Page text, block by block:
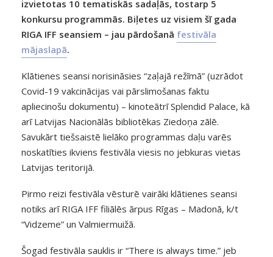
izvietotas 10 tematiskās sadaļās, tostarp 5
konkursu programmās. Biļetes uz visiem šī gada
RIGA IFF seansiem – jau pārdošanā festivāla
mājaslapā.
Klātienes seansi norisināsies “zaļajā režīmā” (uzrādot
Covid-19 vakcinācijas vai pārslimošanas faktu
apliecinošu dokumentu) – kinoteātrī Splendid Palace, kā
arī Latvijas Nacionālās bibliotēkas Ziedoņa zālē.
Savukārt tiešsaistē lielāko programmas daļu varēs
noskatīties ikviens festivāla viesis no jebkuras vietas
Latvijas teritorijā.
Pirmo reizi festivāla vēsturē vairāki klātienes seansi
notiks arī RIGA IFF filiālēs ārpus Rīgas – Madonā, k/t
“Vidzeme” un Valmiermuižā.
Šogad festivāla sauklis ir “There is always time.” jeb